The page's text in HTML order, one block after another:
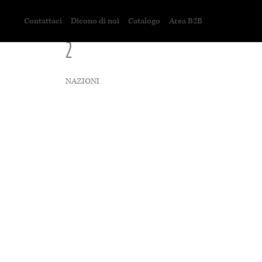
Contattaci Dicono di noi Catalogo Area B2B
2
NAZIONI